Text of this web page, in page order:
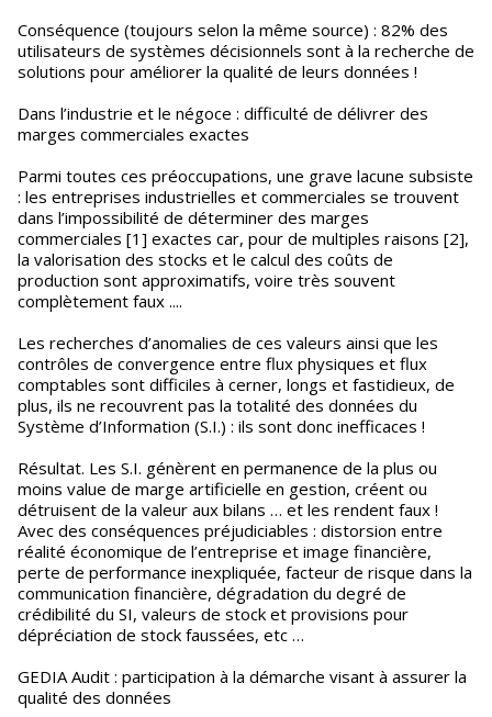
Conséquence (toujours selon la même source) : 82% des
utilisateurs de systèmes décisionnels sont à la recherche de
solutions pour améliorer la qualité de leurs données !
Dans l’industrie et le négoce : difficulté de délivrer des
marges commerciales exactes
Parmi toutes ces préoccupations, une grave lacune subsiste
: les entreprises industrielles et commerciales se trouvent
dans l’impossibilité de déterminer des marges
commerciales [1] exactes car, pour de multiples raisons [2],
la valorisation des stocks et le calcul des coûts de
production sont approximatifs, voire très souvent
complètement faux ....
Les recherches d’anomalies de ces valeurs ainsi que les
contrôles de convergence entre flux physiques et flux
comptables sont difficiles à cerner, longs et fastidieux, de
plus, ils ne recouvrent pas la totalité des données du
Système d’Information (S.I.) : ils sont donc inefficaces !
Résultat. Les S.I. génèrent en permanence de la plus ou
moins value de marge artificielle en gestion, créent ou
détruisent de la valeur aux bilans … et les rendent faux !
Avec des conséquences préjudiciables : distorsion entre
réalité économique de l’entreprise et image financière,
perte de performance inexpliquée, facteur de risque dans la
communication financière, dégradation du degré de
crédibilité du SI, valeurs de stock et provisions pour
dépréciation de stock faussées, etc …
GEDIA Audit : participation à la démarche visant à assurer la
qualité des données